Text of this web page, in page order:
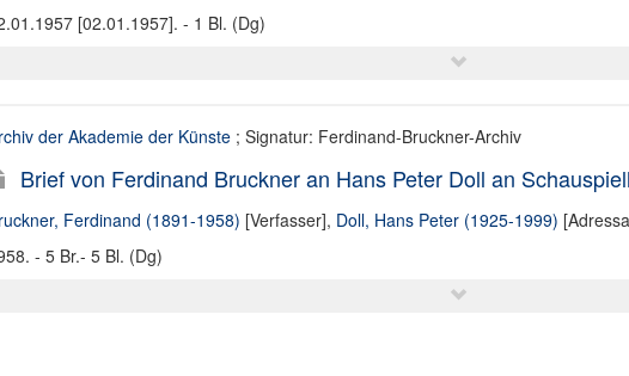
[02.01.1957]. - 1 Bl. (Dg)
der Akademie der Künste; Signatur: Ferdinand-Bruckner-Archiv
Brief von Ferdinand Bruckner an Hans Peter Doll an
Ferdinand (1891-1958) [Verfasser], Doll, Hans Peter (1925-1999)
- 5 Br.- 5 Bl. (Dg)